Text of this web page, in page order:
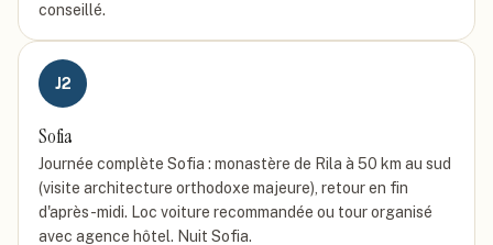
conseillé.
J2
Sofia
Journée complète Sofia : monastère de Rila à 50 km au sud
(visite architecture orthodoxe majeure), retour en fin
d'après-midi. Loc voiture recommandée ou tour organisé
avec agence hôtel. Nuit Sofia.